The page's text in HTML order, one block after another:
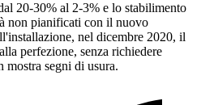
20-30% al 2-3% e lo stabilimento
non pianificati con il nuovo
nel dicembre 2020, il
perfezione, senza richiedere
mostra segni di usura.